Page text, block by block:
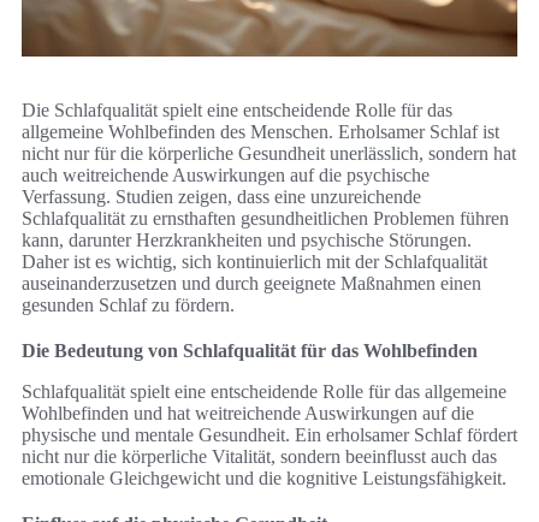
Die Schlafqualität spielt eine entscheidende Rolle für das
allgemeine Wohlbefinden des Menschen. Erholsamer Schlaf ist
nicht nur für die körperliche Gesundheit unerlässlich, sondern hat
auch weitreichende Auswirkungen auf die psychische
Verfassung. Studien zeigen, dass eine unzureichende
Schlafqualität zu ernsthaften gesundheitlichen Problemen führen
kann, darunter Herzkrankheiten und psychische Störungen.
Daher ist es wichtig, sich kontinuierlich mit der Schlafqualität
auseinanderzusetzen und durch geeignete Maßnahmen einen
gesunden Schlaf zu fördern.
Die Bedeutung von Schlafqualität für das Wohlbefinden
Schlafqualität spielt eine entscheidende Rolle für das allgemeine
Wohlbefinden und hat weitreichende Auswirkungen auf die
physische und mentale Gesundheit. Ein erholsamer Schlaf fördert
nicht nur die körperliche Vitalität, sondern beeinflusst auch das
emotionale Gleichgewicht und die kognitive Leistungsfähigkeit.